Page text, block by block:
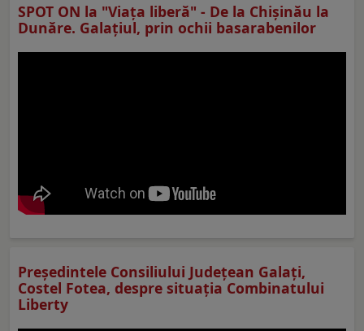
SPOT ON la "Viaţa liberă" - De la Chișinău la
Dunăre. Galațiul, prin ochii basarabenilor
Preşedintele Consiliului Judeţean Galaţi,
Costel Fotea, despre situaţia Combinatului
Liberty